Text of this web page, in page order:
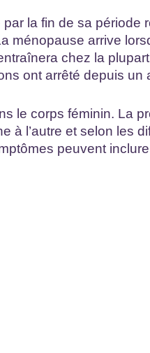
la fin de sa période
ménopause arrive
chez la
ont arrêté depuis un
le corps féminin. La
à l’autre et selon les
peuvent